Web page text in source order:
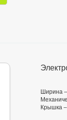
Ширина
Крышка